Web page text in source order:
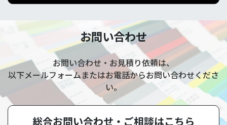
お問い合わせ
お問い合わせ・お見積り依頼は、
以下メールフォームまたはお電話からお問い合わせくださ
い。
総合お問い合わせ・ ご相談はこちら